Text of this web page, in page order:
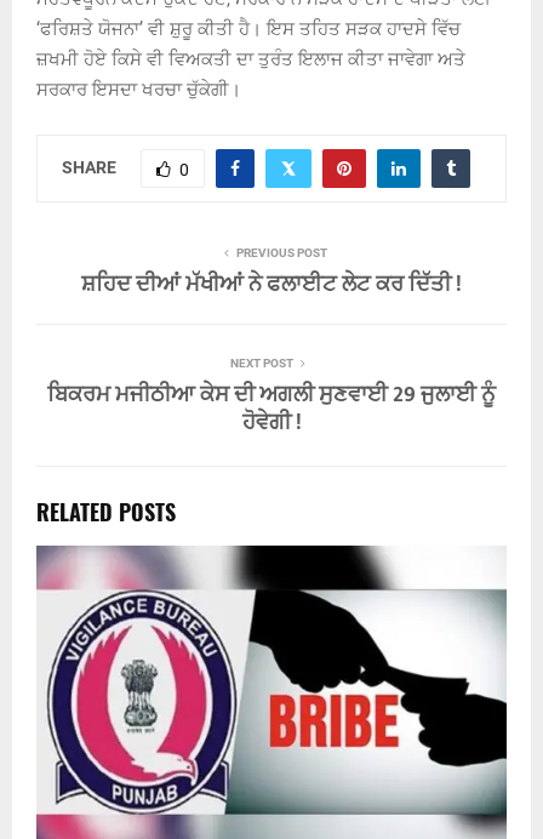
‘ਫਰਿਸ਼ਤੇ ਯੋਜਨਾ’ ਵੀ ਸ਼ੁਰੂ ਕੀਤੀ ਹੈ। ਇਸ ਤਹਿਤ ਸੜਕ ਹਾਦਸੇ ਵਿੱਚ
ਜ਼ਖਮੀ ਹੋਏ ਕਿਸੇ ਵੀ ਵਿਅਕਤੀ ਦਾ ਤੁਰੰਤ ਇਲਾਜ ਕੀਤਾ ਜਾਵੇਗਾ ਅਤੇ
ਸਰਕਾਰ ਇਸਦਾ ਖਰਚਾ ਚੁੱਕੇਗੀ।
SHARE 0
PREVIOUS POST
ਸ਼ਹਿਦ ਦੀਆਂ ਮੱਖੀਆਂ ਨੇ ਫਲਾਈਟ ਲੇਟ ਕਰ ਦਿੱਤੀ !
NEXT POST
ਬਿਕਰਮ ਮਜੀਠੀਆ ਕੇਸ ਦੀ ਅਗਲੀ ਸੁਣਵਾਈ 29 ਜੁਲਾਈ ਨੂੰ
ਹੋਵੇਗੀ !
RELATED POSTS